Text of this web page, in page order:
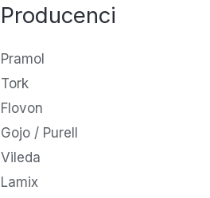
Producenci
Pramol
Tork
Flovon
Gojo / Purell
Vileda
Lamix